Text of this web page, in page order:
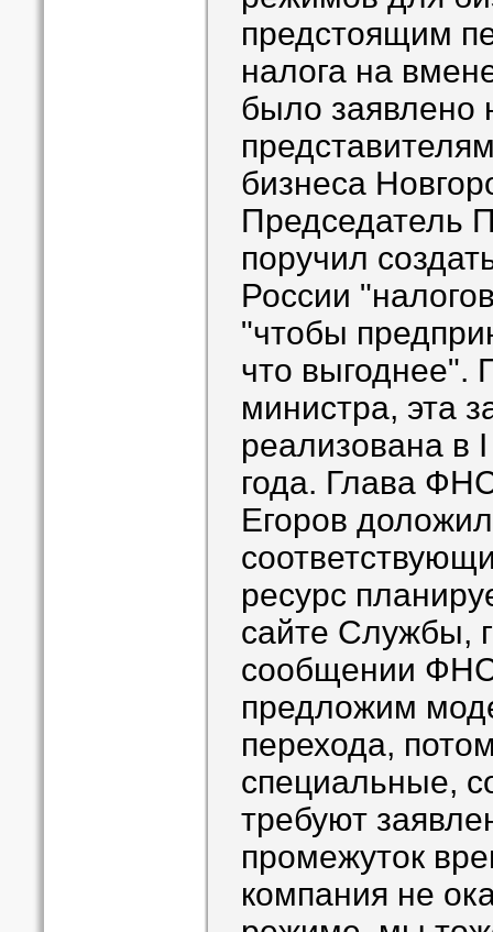
предстоящим
налога на
было заявлено
бизнеса
Председатель
поручил
России
"чтобы
что выгоднее".
министра, эта
реализована в
года. Глава
Егоров
ресурс
сайте Службы,
сообщении
предложим
перехода,
специальные,
требуют
промежуток
компания не